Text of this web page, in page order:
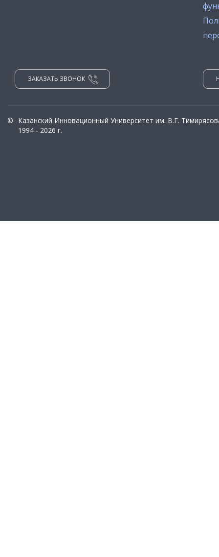
ЗАКАЗАТЬ ЗВОНОК
©
Казанский Инновационный Университет им. В.Г.
1994 - 2026 г.